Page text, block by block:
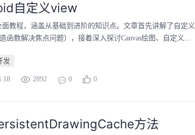
自定义view
教程，涵盖从基础到进阶的知识点。文章首先讲解了自定义
函数解决焦点问题），接着深入探讨Canvas绘图、自定义...
发
2892 0 0
方法